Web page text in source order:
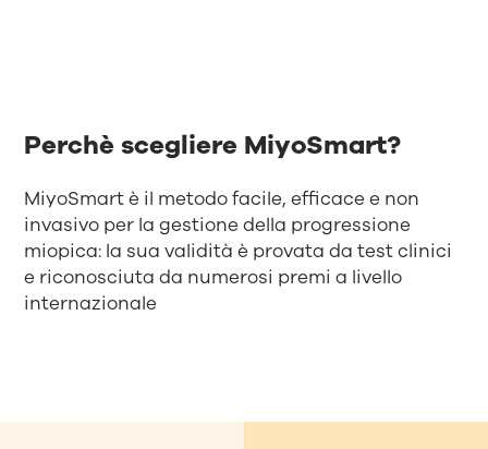
Perchè scegliere MiyoSmart?
MiyoSmart è il metodo facile, efficace e non
invasivo per la gestione della progressione
miopica: la sua validità è provata da test clinici
e riconosciuta da numerosi premi a livello
internazionale